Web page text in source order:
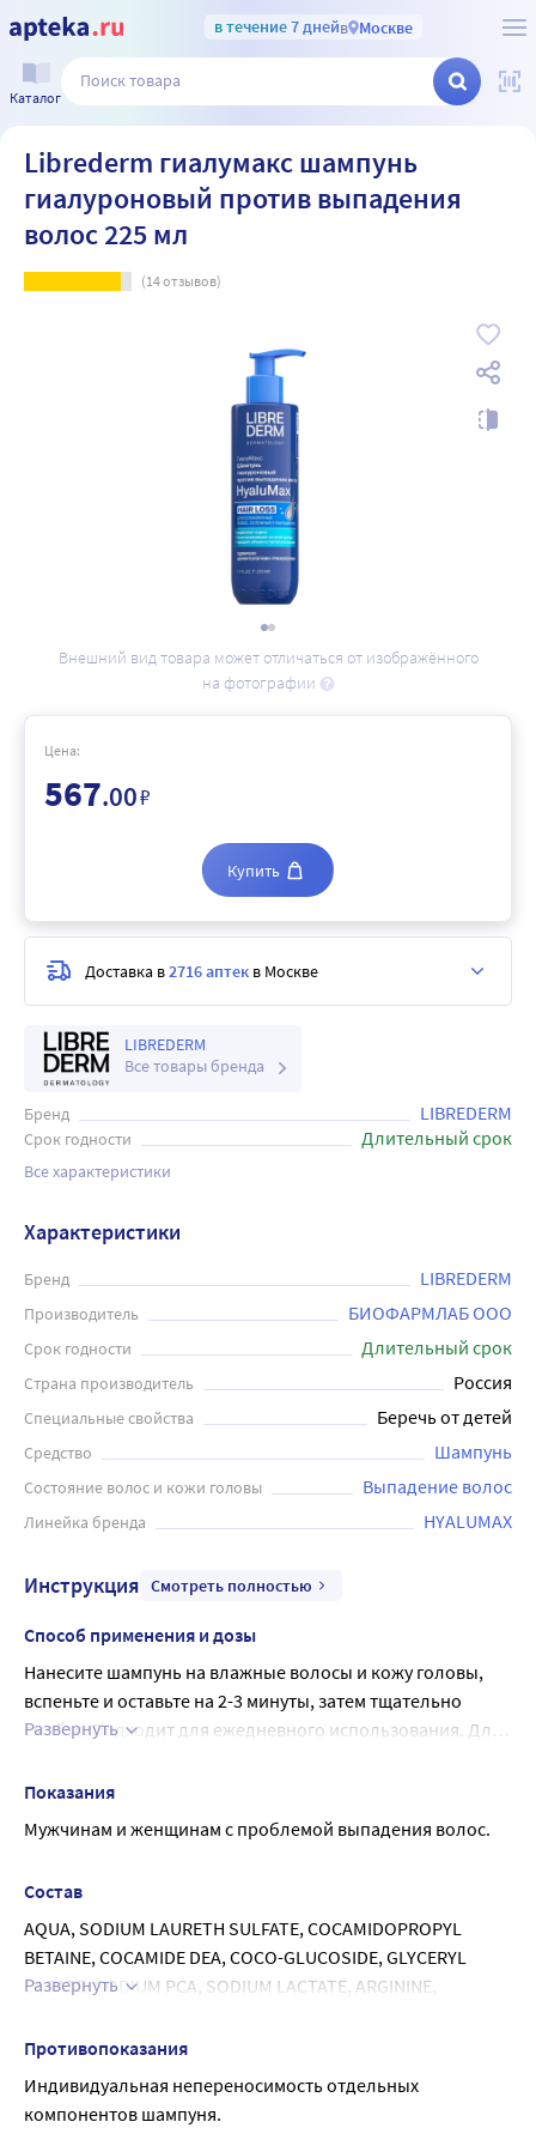
в течение 7 днейв Москве
Каталог
Librederm гиалумакс шампунь
гиалуроновый против выпадения
волос 225 мл
(14отзывов)
Внешний вид товара может отличаться от изображённого
на фотографии
LIBREDERM
Все товары бренда
Бренд LIBREDERM
Срок годности Длительный срок
Все характеристики
Цена:
567.00₽
Купить
Доставка в2716 аптек в Москве
Характеристики
Бренд LIBREDERM
Производитель БИОФАРМЛАБ ООО
Срок годности Длительный срок
Страна производитель Россия
Специальные свойства Беречь от детей
Средство Шампунь
Состояние волос и кожи головы Выпадение волос
Линейка бренда HYALUMAX
Инструкция Смотреть полностью
Способ применения и дозы
Нанесите шампунь на влажные волосы и кожу головы,
вспеньте и оставьте на 2-3 минуты, затем тщательно
смойте. Подходит для ежедневного использования. Для
комплекс средств Hyalumax.
Развернуть
Показания
Мужчинам и женщинам с проблемой выпадения волос.
Состав
AQUA, SODIUM LAURETH SULFATE, COCAMIDOPROPYL
BETAINE, COCAMIDE DEA, COCO-GLUCOSIDE, GLYCERYL
OLEATE, SODIUM PCA, SODIUM LACTATE, ARGININE,
PROLINE, THREONINE, ISOLEUCINE, HISTIDINE,
OCTENYLSUCCINATE, CALCIUM PANTOTHENATE,
MALTODEXTRIN, SODIUM ASCORBYL PHOSPHATE,
Развернуть
Противопоказания
Индивидуальная непереносимость отдельных
компонентов шампуня.